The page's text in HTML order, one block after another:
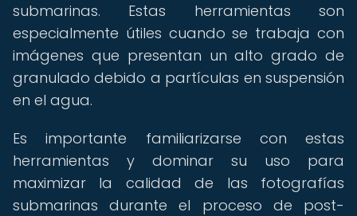
submarinas. Estas herramientas son
especialmente útiles cuando se trabaja con
imágenes que presentan un alto grado de
granulado debido a partículas en suspensión
en el agua.
Es importante familiarizarse con estas
herramientas y dominar su uso para
maximizar la calidad de las fotografías
submarinas durante el proceso de post-